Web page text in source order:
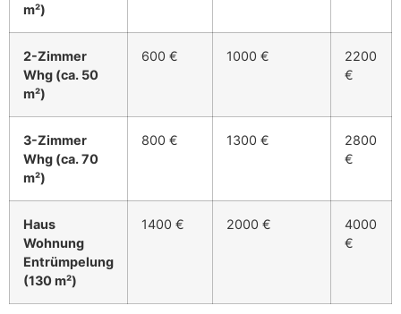
m²)
2-Zimmer
Whg (ca. 50
m²)
600 € 1000 €
2200
€
3-Zimmer
Whg (ca. 70
m²)
800 € 1300 €
2800
€
Haus
Wohnung
Entrümpelung
(130 m²)
1400 € 2000 €
4000
€